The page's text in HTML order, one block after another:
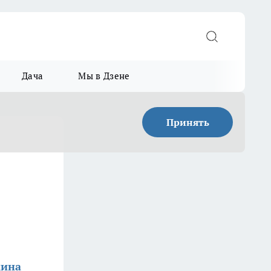
Дача Мы в Дзене
Принять